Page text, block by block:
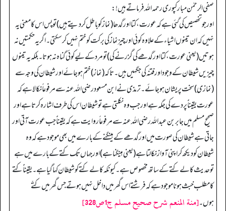
صفی الرحمٰن مبارکپوری رحمہ اللہ فرماتے ہیں!:
اور جو تخصیص کی گئی ہے کہ عورت، کتا اور گدھا (نماز کو باطل کر دیتے ہیں) تو پس اس کا معنی یہ
نہیں کہ ان تینوں اشیاء کے علاوہ کوئی اور چیز نماز کی برکت کو ختم نہیں کر سکتی۔ اگر یہ حکمتیں نہ
ہوتیں (یعنی عورت، کتا اور گدھے کی گزرنے کی) تو مرد کے لیے کوئی گناہ نہ ہوتا۔ بلکہ یہ تینوں
چیزیں شیطان کے وجود اور فتنہ کی جگہیں ہیں۔ تاکہ (نماز) ختم ہو جائے اور شیطان کی وجہ سے
(نمازی) سخت پریشان ہو جائے۔ ترمذی نے ابن مسعود رضی اللہ عنہ سے مرفوعاً نکالا ہے کہ
عورت یقیناًً پردے کی جگہ ہے اور جب وہ نکلتی ہے تو شیطان اس کی طرف اشارہ کرتا ہے اور
صحیح مسلم میں جابر بن عبدالله رضی اللہ عنہ سے مرفوعاً روایت ہے کہ یقیناًً جب عورت آتی اور
جاتی ہے شیطان کی صورت میں اور گدھے کے ہینگنے کے بارے میں بھی موجود ہے کہ وہ
شیطان کو دیکھ کر اپنی آواز نکالتاہے (یعنی ہینگنا ہے) اور جہاں تک کتے کے بارے میں ہے
تو حدیث کالے کتے کے ساتھ مخصوص ہے۔ کیونکہ کالے کتے کو شیطان کہا گیا ہے۔ یقیناًً کتے
کا مطلب خبث ہونا موجود ہے کہ فرشتے اس گھر میں داخل نہیں ہوتے جس گھر میں کتّے
ہوں۔[منة المنعم شرح صحيح مسلم ج1ص328]